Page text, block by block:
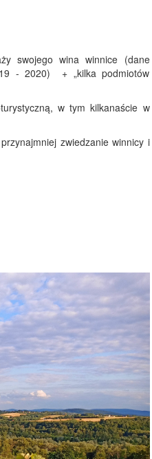
swojego wina winnice (dane
- 2020) + „kilka podmiotów
w tym kilkanaście w
zwiedzanie winnicy i